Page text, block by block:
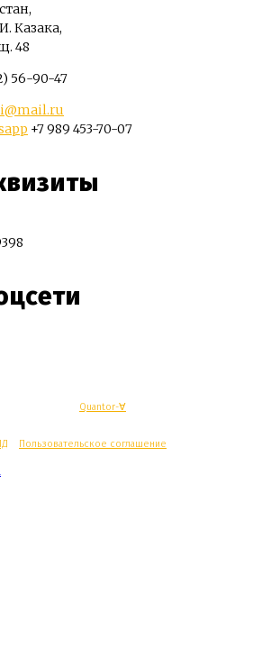
Казака,
48
56-90-47
+7 989 453-70-07
Quantor-∀
Пользовательское соглашение